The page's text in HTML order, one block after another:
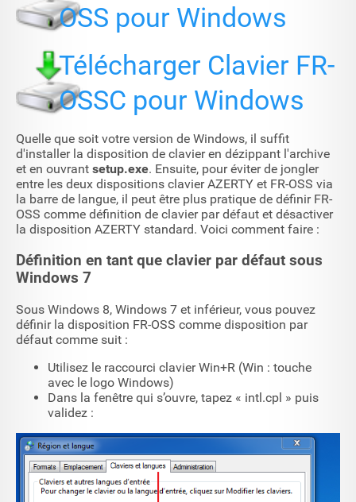
OSS pour Windows
Télécharger Clavier FR-
OSSC pour Windows
Quelle que soit votre version de Windows, il suffit
d'installer la disposition de clavier en dézippant l'archive
et en ouvrant setup.exe. Ensuite, pour éviter de jongler
entre les deux dispositions clavier AZERTY et FR-OSS via
la barre de langue, il peut être plus pratique de définir FR-
OSS comme définition de clavier par défaut et désactiver
la disposition AZERTY standard. Voici comment faire :
Définition en tant que clavier par défaut sous
Windows 7
Sous Windows 8, Windows 7 et inférieur, vous pouvez
définir la disposition FR-OSS comme disposition par
défaut comme suit :
Utilisez le raccourci clavier Win+R (Win : touche
avec le logo Windows)
Dans la fenêtre qui s’ouvre, tapez « intl.cpl » puis
validez :